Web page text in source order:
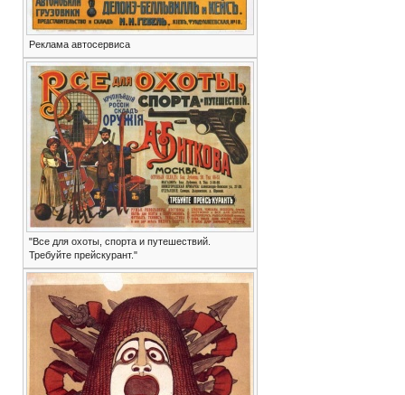
Реклама автосервиса
"Все для охоты, спорта и путешествий.
Требуйте прейскурант."